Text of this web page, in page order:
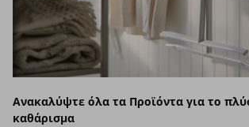
Ανακαλύψτε όλα τα Προϊόντα για το
καθάρισμα